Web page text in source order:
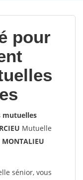
pour
mutuelles
Mutuelle
MONTALIEU
sénior, vous